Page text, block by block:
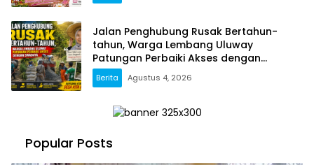
Jalan Penghubung Rusak Bertahun-
tahun, Warga Lembang Uluway
Patungan Perbaiki Akses dengan
Swadaya
Berita Agustus 4, 2026
Popular Posts